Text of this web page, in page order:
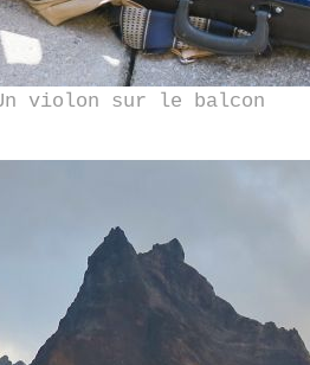
violon sur le balcon